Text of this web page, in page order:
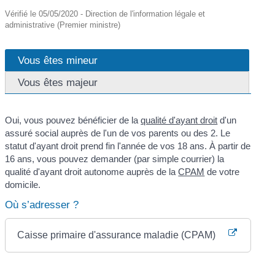
Vérifié le 05/05/2020 - Direction de l'information légale et
administrative (Premier ministre)
Vous êtes mineur
Vous êtes majeur
Oui, vous pouvez bénéficier de laqualité d'ayant droit d'un
assuré social auprès de l'un de vos parents ou des 2. Le
statut d'ayant droit prend fin l'année de vos 18 ans. À partir de
16 ans, vous pouvez demander (par simple courrier) la
qualité d'ayant droit autonome auprès de laCPAM de votre
domicile.
Où s’adresser ?
Caisse primaire d'assurance maladie (CPAM)